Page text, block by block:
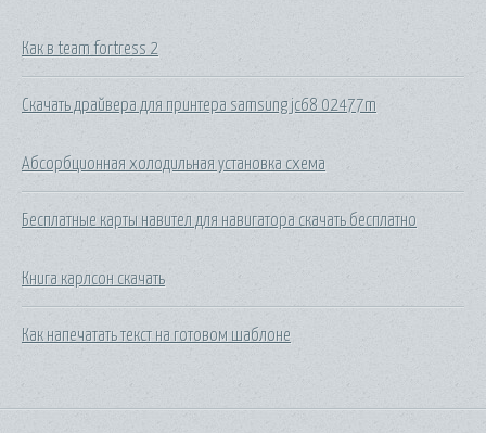
Как в team fortress 2
Скачать драйвера для принтера samsung jc68 02477m
Абсорбционная холодильная установка схема
Бесплатные карты навител для навигатора скачать бесплатно
Книга карлсон скачать
Как напечатать текст на готовом шаблоне